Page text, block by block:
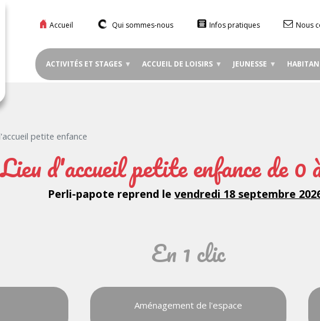
au
principal
Accueil Qui sommes-nous Infos pratiques Nous
ACTIVITÉS ET STAGES ACCUEIL DE LOISIRS JEUNESSE
petite enfance
Lieu d'accueil petite enfance de 0
Perli-papote reprend le vendredi 18 septembre
En 1 clic
Aménagement de l'espace